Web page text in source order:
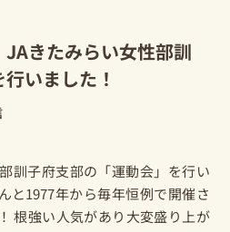
JAきたみらい女性部訓
いました！
訓子府支部の「運動会」を行い
と1977年から毎年恒例で開催さ
根強い人気があり大変盛り上が